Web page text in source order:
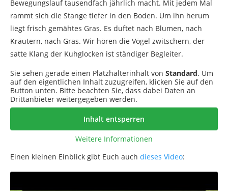
Bewegungslauf tausendfach jährlich macht. Mit jedem Mal
rammt sich die Stange tiefer in den Boden. Um ihn herum
liegt frisch gemähtes Gras. Es duftet nach Blumen, nach
Kräutern, nach Gras. Wir hören die Vögel zwitschern, der
satte Klang der Kuhglocken ist ständiger Begleiter.
Sie sehen gerade einen Platzhalterinhalt von Standard. Um
auf den eigentlichen Inhalt zuzugreifen, klicken Sie auf den
Button unten. Bitte beachten Sie, dass dabei Daten an
Drittanbieter weitergegeben werden.
Inhalt entsperren
Weitere Informationen
Einen kleinen Einblick gibt Euch auch dieses Video: